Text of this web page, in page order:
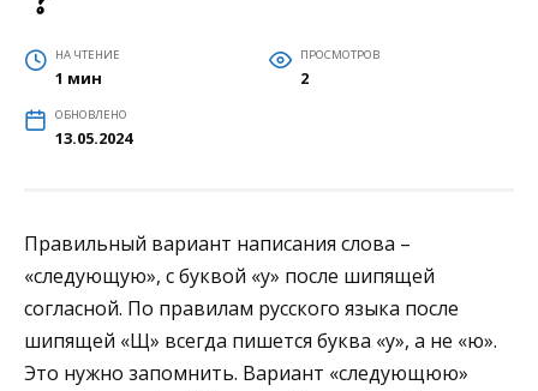
НА ЧТЕНИЕ
1 мин
ПРОСМОТРОВ
2
ОБНОВЛЕНО
13.05.2024
Правильный вариант написания слова –
«следующую», с буквой «у» после шипящей
согласной. По правилам русского языка после
шипящей «Щ» всегда пишется буква «у», а не «ю».
Это нужно запомнить. Вариант «следующюю»